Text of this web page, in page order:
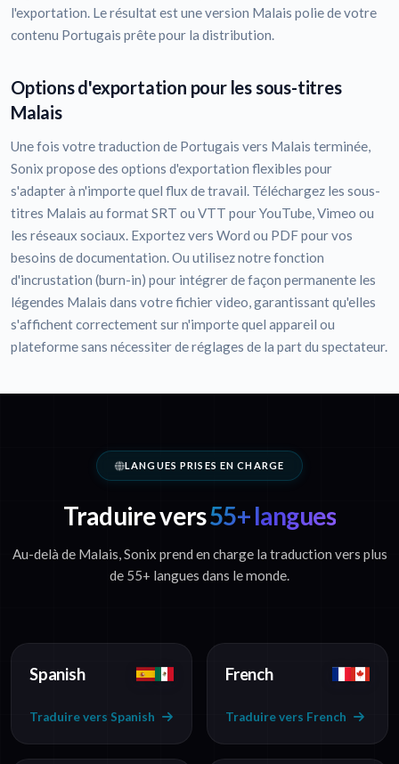
l'exportation. Le résultat est une version Malais polie de votre
contenu Portugais prête pour la distribution.
Options d'exportation pour les sous-titres
Malais
Une fois votre traduction de Portugais vers Malais terminée,
Sonix propose des options d'exportation flexibles pour
s'adapter à n'importe quel flux de travail. Téléchargez les sous-
titres Malais au format SRT ou VTT pour YouTube, Vimeo ou
les réseaux sociaux. Exportez vers Word ou PDF pour vos
besoins de documentation. Ou utilisez notre fonction
d'incrustation (burn-in) pour intégrer de façon permanente les
légendes Malais dans votre fichier video, garantissant qu'elles
s'affichent correctement sur n'importe quel appareil ou
plateforme sans nécessiter de réglages de la part du spectateur.
LANGUES PRISES EN CHARGE
Traduire vers55+ langues
Au-delà de Malais, Sonix prend en charge la traduction vers plus
de 55+ langues dans le monde.
Spanish
Traduire vers Spanish
French
Traduire vers French